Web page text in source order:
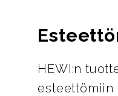
HEWI:n
esteettömiin